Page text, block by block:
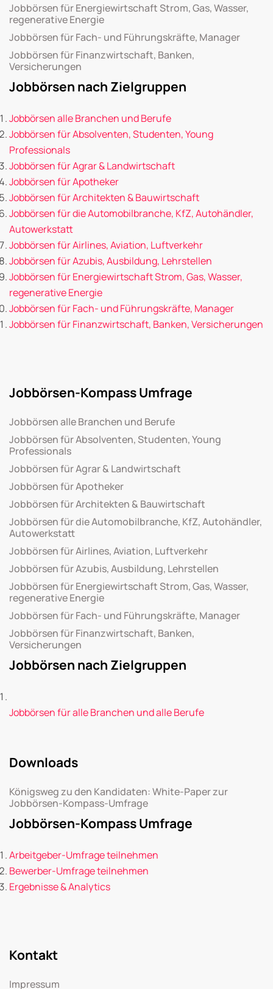
Jobbörsen für Energiewirtschaft Strom, Gas, Wasser,
regenerative Energie
Jobbörsen für Fach- und Führungskräfte, Manager
Jobbörsen für Finanzwirtschaft, Banken,
Versicherungen
Jobbörsen nach Zielgruppen
Jobbörsen alle Branchen und Berufe
Jobbörsen für Absolventen, Studenten, Young
Professionals
Jobbörsen für Agrar & Landwirtschaft
Jobbörsen für Apotheker
Jobbörsen für Architekten & Bauwirtschaft
Jobbörsen für die Automobilbranche, KfZ, Autohändler,
Autowerkstatt
Jobbörsen für Airlines, Aviation, Luftverkehr
Jobbörsen für Azubis, Ausbildung, Lehrstellen
Jobbörsen für Energiewirtschaft Strom, Gas, Wasser,
regenerative Energie
Jobbörsen für Fach- und Führungskräfte, Manager
Jobbörsen für Finanzwirtschaft, Banken, Versicherungen
Jobbörsen-Kompass Umfrage
Jobbörsen alle Branchen und Berufe
Jobbörsen für Absolventen, Studenten, Young
Professionals
Jobbörsen für Agrar & Landwirtschaft
Jobbörsen für Apotheker
Jobbörsen für Architekten & Bauwirtschaft
Jobbörsen für die Automobilbranche, KfZ, Autohändler,
Autowerkstatt
Jobbörsen für Airlines, Aviation, Luftverkehr
Jobbörsen für Azubis, Ausbildung, Lehrstellen
Jobbörsen für Energiewirtschaft Strom, Gas, Wasser,
regenerative Energie
Jobbörsen für Fach- und Führungskräfte, Manager
Jobbörsen für Finanzwirtschaft, Banken,
Versicherungen
Jobbörsen nach Zielgruppen
Jobbörsen für alle Branchen und alle Berufe
Downloads
Königsweg zu den Kandidaten: White-Paper zur
Jobbörsen-Kompass-Umfrage
Jobbörsen-Kompass Umfrage
Arbeitgeber-Umfrage teilnehmen
Bewerber-Umfrage teilnehmen
Ergebnisse & Analytics
Kontakt
Impressum